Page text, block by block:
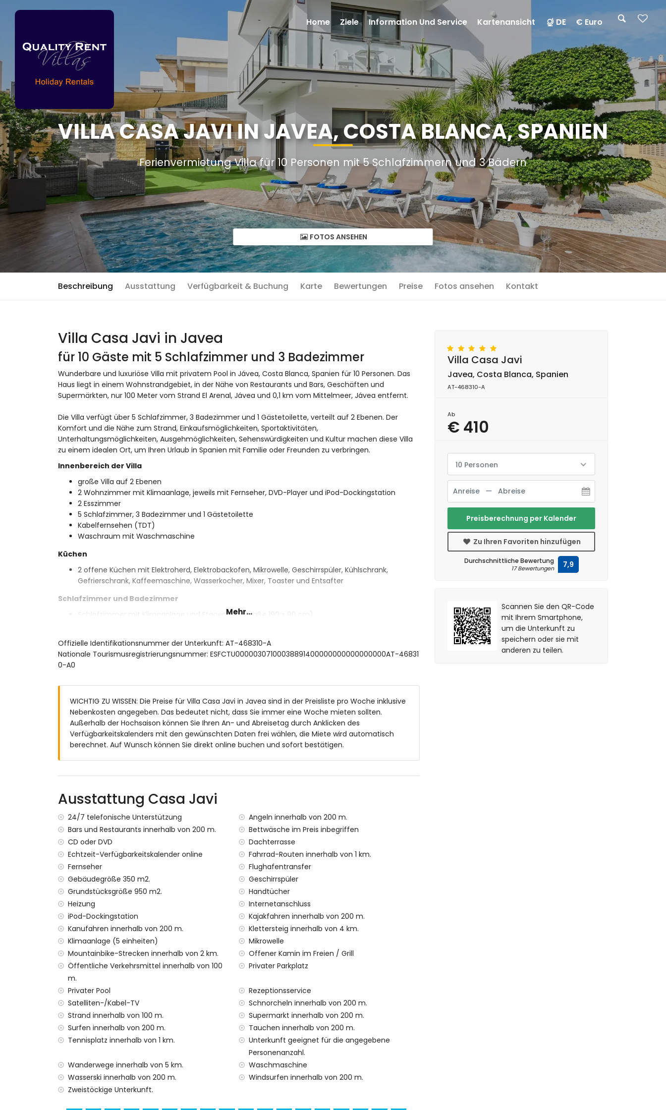
VILLA CASA JAVI IN JAVEA, COSTA BLANCA, SPANIEN
Ferienvermietung Villa für 10 Personen mit 5 Schlafzimmern und 3 Bädern
FOTOS ANSEHEN
Beschreibung Ausstattung Verfügbarkeit & Buchung Karte Bewertungen Preise Fotos ansehen Kontakt
Villa Casa Javi in Javea
für 10 Gäste mit 5 Schlafzimmer und 3 Badezimmer
Wunderbare und luxuriöse Villa mit privatem Pool in Jávea, Costa Blanca, Spanien für 10 Personen. Das
Haus liegt in einem Wohnstrandgebiet, in der Nähe von Restaurants und Bars, Geschäften und
Supermärkten, nur 100 Meter vom Strand El Arenal, Jávea und 0,1 km vom Mittelmeer, Jávea entfernt.
Die Villa verfügt über 5 Schlafzimmer, 3 Badezimmer und 1 Gästetoilette, verteilt auf 2 Ebenen. Der
Komfort und die Nähe zum Strand, Einkaufsmöglichkeiten, Sportaktivitäten,
Unterhaltungsmöglichkeiten, Ausgehmöglichkeiten, Sehenswürdigkeiten und Kultur machen diese Villa
zu einem idealen Ort, um Ihren Urlaub in Spanien mit Familie oder Freunden zu verbringen.
Innenbereich der Villa
große Villa auf 2 Ebenen
2 Wohnzimmer mit Klimaanlage, jeweils mit Fernseher, DVD-Player und iPod-Dockingstation
2 Esszimmer
5 Schlafzimmer, 3 Badezimmer und 1 Gästetoilette
Kabelfernsehen (TDT)
Waschraum mit Waschmaschine
Küchen
2 offene Küchen mit Elektroherd, Elektrobackofen, Mikrowelle, Geschirrspüler, Kühlschrank,
Gefrierschrank, Kaffeemaschine, Wasserkocher, Mixer, Toaster und Entsafter
Schlafzimmer und Badezimmer
Schlafzimmer mit Klimaanlage und Etagenbett (Maße 190 x 90 cm)
Schlafzimmer mit Doppelbett (Maße 200 x 140 cm)
Schlafzimmer mit Klimaanlage und 2 Einzelbetten (Maße 200 x 90 cm)
Außenbereich der Villa
eingezäuntes Grundstück
privater Pool mit den Maßen 6 m x 3 m und 2 m tief
Terrasse
Grill
3 private Parkplätze
Weitere Informationen
nächste Stadt: Jávea (innerhalb von 2 Kilometern von der Villa)
nächstes Flussufer oder Küste: Mittelmeer, Jávea (innerhalb von 100 Metern von der Villa)
nächster Strand: El Arenal, Jávea (innerhalb von 100 Metern von der Villa)
nächster Hafen: Nou Fontana, Jávea (innerhalb von 200 Metern von der Villa)
nächster Park: Pinosol, Jávea (innerhalb von 1000 Metern von der Villa)
nächster Flughafen: Alicante (innerhalb von 100 Kilometern von der Villa)
zweiter nächster Flughafen: Valencia (> 100 Kilometer)
öffentliche Verkehrsmittel in der Nähe: Bus innerhalb von 100 Metern
Haustiere sind nicht erlaubt
Die Unterkunft ist sehr geeignet für Familien mit Kindern
Einrichtungen und Dienstleistungen im Mietpreis der Villa enthalten
Internet (WiFi)
Staubsauger und Bügeleisen sowie Bügelbrett
Empfangs- und 24-Stunden-Notdienst
Luftheizung und Klimaanlage
Einrichtungen und Dienstleistungen gegen Aufpreis
Flughafenservice
Zusatzbett und Kinderbetten/-gitterbetten (auf Anfrage)
Unterhaltungs- und Freizeitmöglichkeiten für Ihren Urlaub in Jávea, Costa Blanca
Promenade (El Arenal und Jávea) (innerhalb von 500 Metern vom Haus)
Kino und Theater (innerhalb von 5 Kilometern vom Haus)
Sehenswürdigkeiten und Kultur in Jávea, Costa Blanca
Mehr...
Offizielle Identifikationsnummer der Unterkunft: AT-468310-A
Nationale Tourismusregistrierungsnummer: ESFCTU00000307100038891400000000000000000AT-46831
0-A0
WICHTIG ZU WISSEN: Die Preise für Villa Casa Javi in Javea sind in der Preisliste pro Woche inklusive
Nebenkosten angegeben. Das bedeutet nicht, dass Sie immer eine Woche mieten sollten.
Außerhalb der Hochsaison können Sie Ihren An- und Abreisetag durch Anklicken des
Verfügbarkeitskalenders mit den gewünschten Daten frei wählen, die Miete wird automatisch
berechnet. Auf Wunsch können Sie direkt online buchen und sofort bestätigen.
Ausstattung Casa Javi
24/7 telefonische Unterstützung
Angeln innerhalb von 200 m.
Bars und Restaurants innerhalb von 200 m.
Bettwäsche im Preis inbegriffen
CD oder DVD
Dachterrasse
Echtzeit-Verfügbarkeitskalender online
Fahrrad-Routen innerhalb von 1 km.
Fernseher
Flughafentransfer
Gebäudegröße 350 m2.
Geschirrspüler
Grundstücksgröße 950 m2.
Handtücher
Heizung
Internetanschluss
iPod-Dockingstation
Kajakfahren innerhalb von 200 m.
Kanufahren innerhalb von 200 m.
Klettersteig innerhalb von 4 km.
Klimaanlage (5 einheiten)
Mikrowelle
Mountainbike-Strecken innerhalb von 2 km.
Offener Kamin im Freien / Grill
Öffentliche Verkehrsmittel innerhalb von 100
m.
Privater Parkplatz
Privater Pool
Rezeptionsservice
Satelliten-/Kabel-TV
Schnorcheln innerhalb von 200 m.
Strand innerhalb von 100 m.
Supermarkt innerhalb von 200 m.
Surfen innerhalb von 200 m.
Tauchen innerhalb von 200 m.
Tennisplatz innerhalb von 1 km.
Unterkunft geeignet für die angegebene
Personenanzahl.
Wanderwege innerhalb von 5 km.
Waschmaschine
Wasserski innerhalb von 200 m.
Windsurfen innerhalb von 200 m.
Zweistöckige Unterkunft.
Villa Casa Javi
Javea, Costa Blanca, Spanien
AT-468310-A
Ab
€ 410
10 Personen
Preisberechnung per Kalender
Zu Ihren Favoriten hinzufügen
Durchschnittliche Bewertung
17 Bewertungen 7,9
Scannen Sie den QR-Code
mit Ihrem Smartphone,
um die Unterkunft zu
speichern oder sie mit
anderen zu teilen.
Home Ziele Information Und Service Kartenansicht DE € Euro